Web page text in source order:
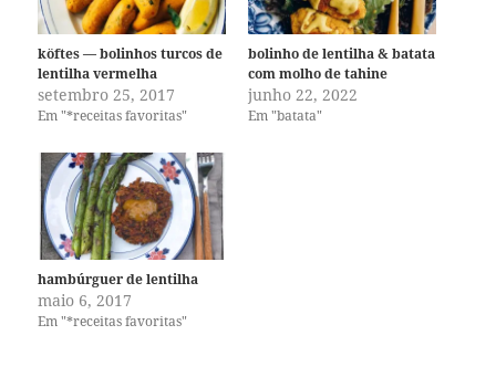
köftes — bolinhos turcos de
lentilha vermelha
setembro 25, 2017
Em "*receitas favoritas"
bolinho de lentilha & batata
com molho de tahine
junho 22, 2022
Em "batata"
hambúrguer de lentilha
maio 6, 2017
Em "*receitas favoritas"